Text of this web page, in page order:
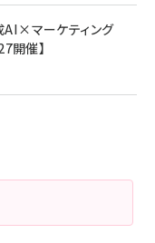
AI×マーケティング
開催】